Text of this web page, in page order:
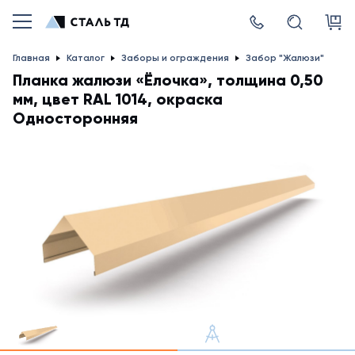
Главная Каталог Заборы и ограждения Забор "Жалюзи"
Планка жалюзи «Ёлочка», толщина 0,50
мм, цвет RAL 1014, окраска
Односторонняя